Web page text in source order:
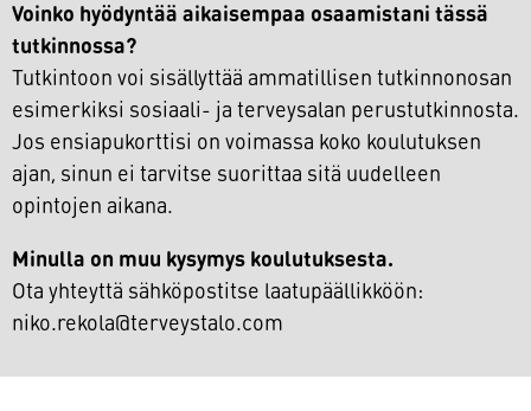
Voinko hyödyntää aikaisempaa osaamistani tässä
tutkinnossa?
Tutkintoon voi sisällyttää ammatillisen tutkinnonosan
esimerkiksi sosiaali- ja terveysalan perustutkinnosta.
Jos ensiapukorttisi on voimassa koko koulutuksen
ajan, sinun ei tarvitse suorittaa sitä uudelleen
opintojen aikana.
Minulla on muu kysymys koulutuksesta.
Ota yhteyttä sähköpostitse laatupäällikköön:
niko.rekola@terveystalo.com